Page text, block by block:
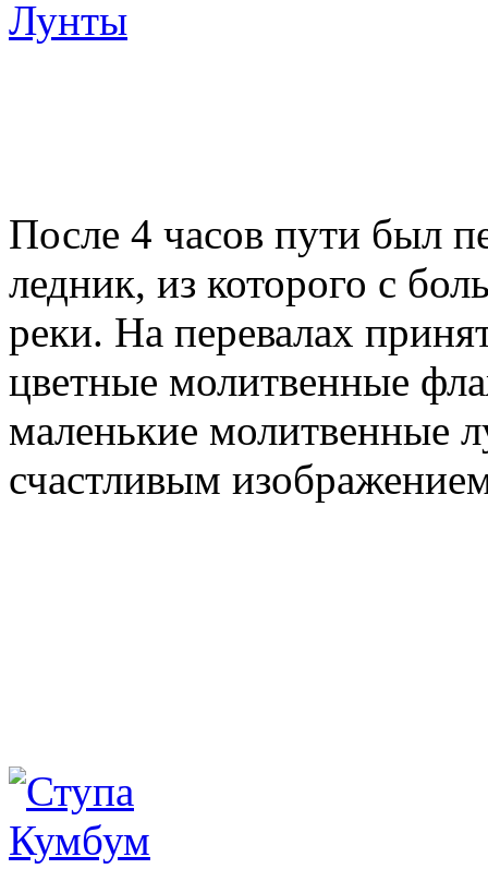
После 4 часов пути был
ледник, из которого с
реки. На перевалах
цветные молитвенные
маленькие молитвенные
счастливым